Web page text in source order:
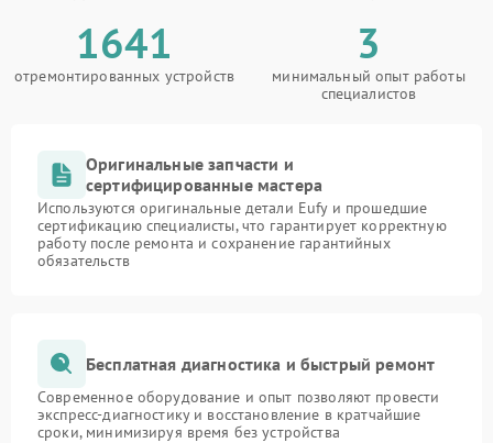
1641
отремонтированных устройств
3
минимальный опыт работы
специалистов
Оригинальные запчасти и
сертифицированные мастера
Используются оригинальные детали Eufy и прошедшие
сертификацию специалисты, что гарантирует корректную
работу после ремонта и сохранение гарантийных
обязательств
Бесплатная диагностика и быстрый ремонт
Современное оборудование и опыт позволяют провести
экспресс-диагностику и восстановление в кратчайшие
сроки, минимизируя время без устройства